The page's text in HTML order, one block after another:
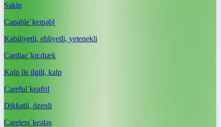
Sakin
Capableˈkeɪpəbl̩
Kabiliyetli, ehliyetli, yetenekli
Cardiacˈkɑːdɪæk
Kalp ile ilgili, kalp
Carefulˈkeəfʊl
Dikkatli, özenli
Carelessˈkeələs